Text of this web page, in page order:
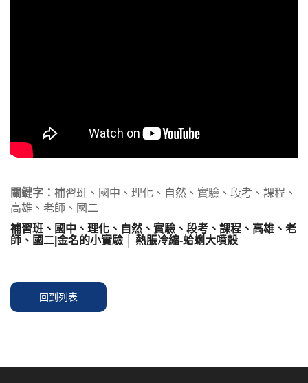
關鍵字： 補習班、國中、理化、自然、實驗、段考、課程、
高雄、老師、國二
補習班、國中、理化、自然、實驗、段考、課程、高雄、老
師、國二|金名的小實驗 │ 熱脹冷縮-蛤蜊大噴殼
回到列表